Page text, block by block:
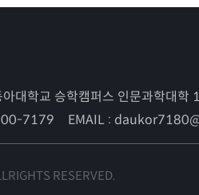
대학교 승학캠퍼스 인문과학대학
7179 EMAIL :
RESERVED.